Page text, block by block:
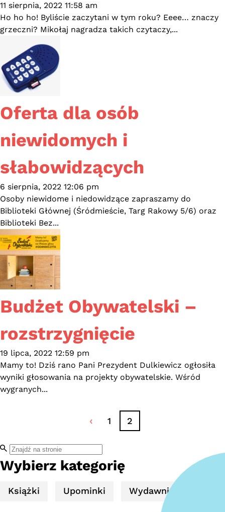
11 sierpnia, 2022 11:58 am
Ho ho ho! Byliście zaczytani w tym roku? Eeee… znaczy
grzeczni? Mikołaj nagradza takich czytaczy,...
Oferta dla osób
niewidomych i
słabowidzących
6 sierpnia, 2022 12:06 pm
Osoby niewidome i niedowidzące zapraszamy do
Biblioteki Głównej (Śródmieście, Targ Rakowy 5/6) oraz
Biblioteki Bez...
Budżet Obywatelski –
rozstrzygnięcie
19 lipca, 2022 12:59 pm
Mamy to! Dziś rano Pani Prezydent Dulkiewicz ogłosiła
wyniki głosowania na projekty obywatelskie. Wśród
wygranych...
1 2
Wybierz kategorię
Książki Upominki Wydawnictwa